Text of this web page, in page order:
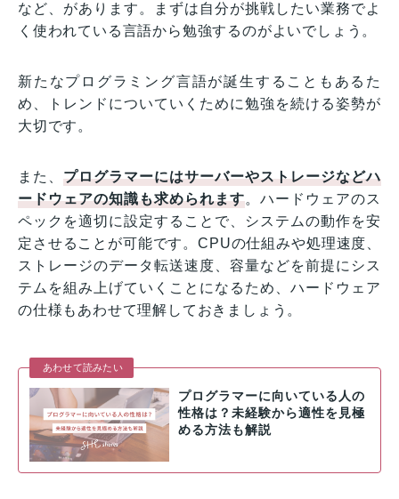
など、があります。まずは自分が挑戦したい業務でよ
く使われている言語から勉強するのがよいでしょう。
新たなプログラミング言語が誕生することもあるた
め、トレンドについていくために勉強を続ける姿勢が
大切です。
また、プログラマーにはサーバーやストレージなどハ
ードウェアの知識も求められます。ハードウェアのス
ペックを適切に設定することで、システムの動作を安
定させることが可能です。CPUの仕組みや処理速度、
ストレージのデータ転送速度、容量などを前提にシス
テムを組み上げていくことになるため、ハードウェア
の仕様もあわせて理解しておきましょう。
あわせて読みたい
プログラマーに向いている人の
性格は？未経験から適性を見極
める方法も解説